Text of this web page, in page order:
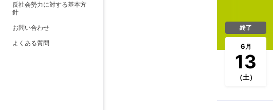
反社会勢力に対する基本方
針
お問い合わせ
よくある質問
終了
6月
13
（土）